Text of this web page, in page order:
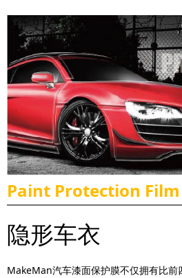
Paint Protection Film
隐形车衣
MakeMan汽车漆面保护膜不仅拥有比前